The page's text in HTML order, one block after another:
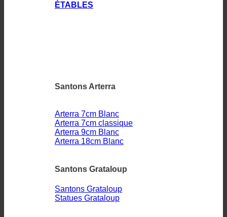
ÉTABLES
Santons Arterra
Arterra 7cm Blanc
Arterra 7cm classique
Arterra 9cm Blanc
Arterra 18cm Blanc
Santons Grataloup
Santons Grataloup
Statues Grataloup